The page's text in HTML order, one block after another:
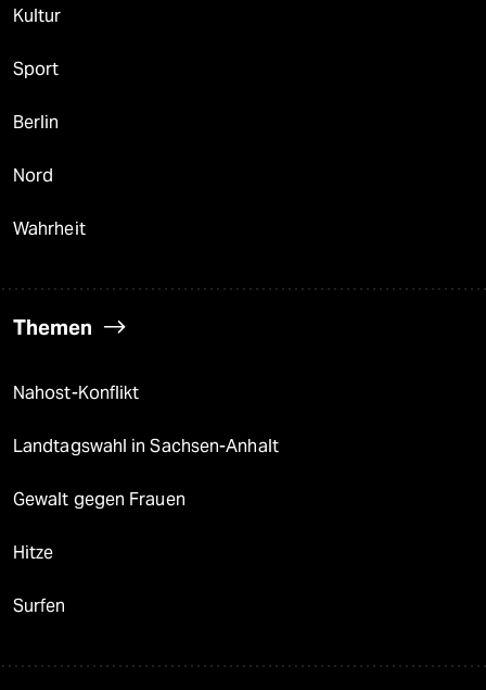
Kultur
Sport
Berlin
Nord
Wahrheit
Themen
Nahost-Konflikt
Landtagswahl in Sachsen-Anhalt
Gewalt gegen Frauen
Hitze
Surfen